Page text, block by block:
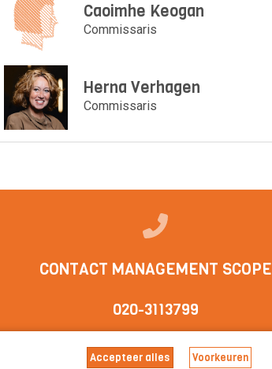
Caoimhe Keogan
Commissaris
Herna Verhagen
Commissaris
CONTACT MANAGEMENT SCOPE
020-3113799
Accepteer alles Voorkeuren